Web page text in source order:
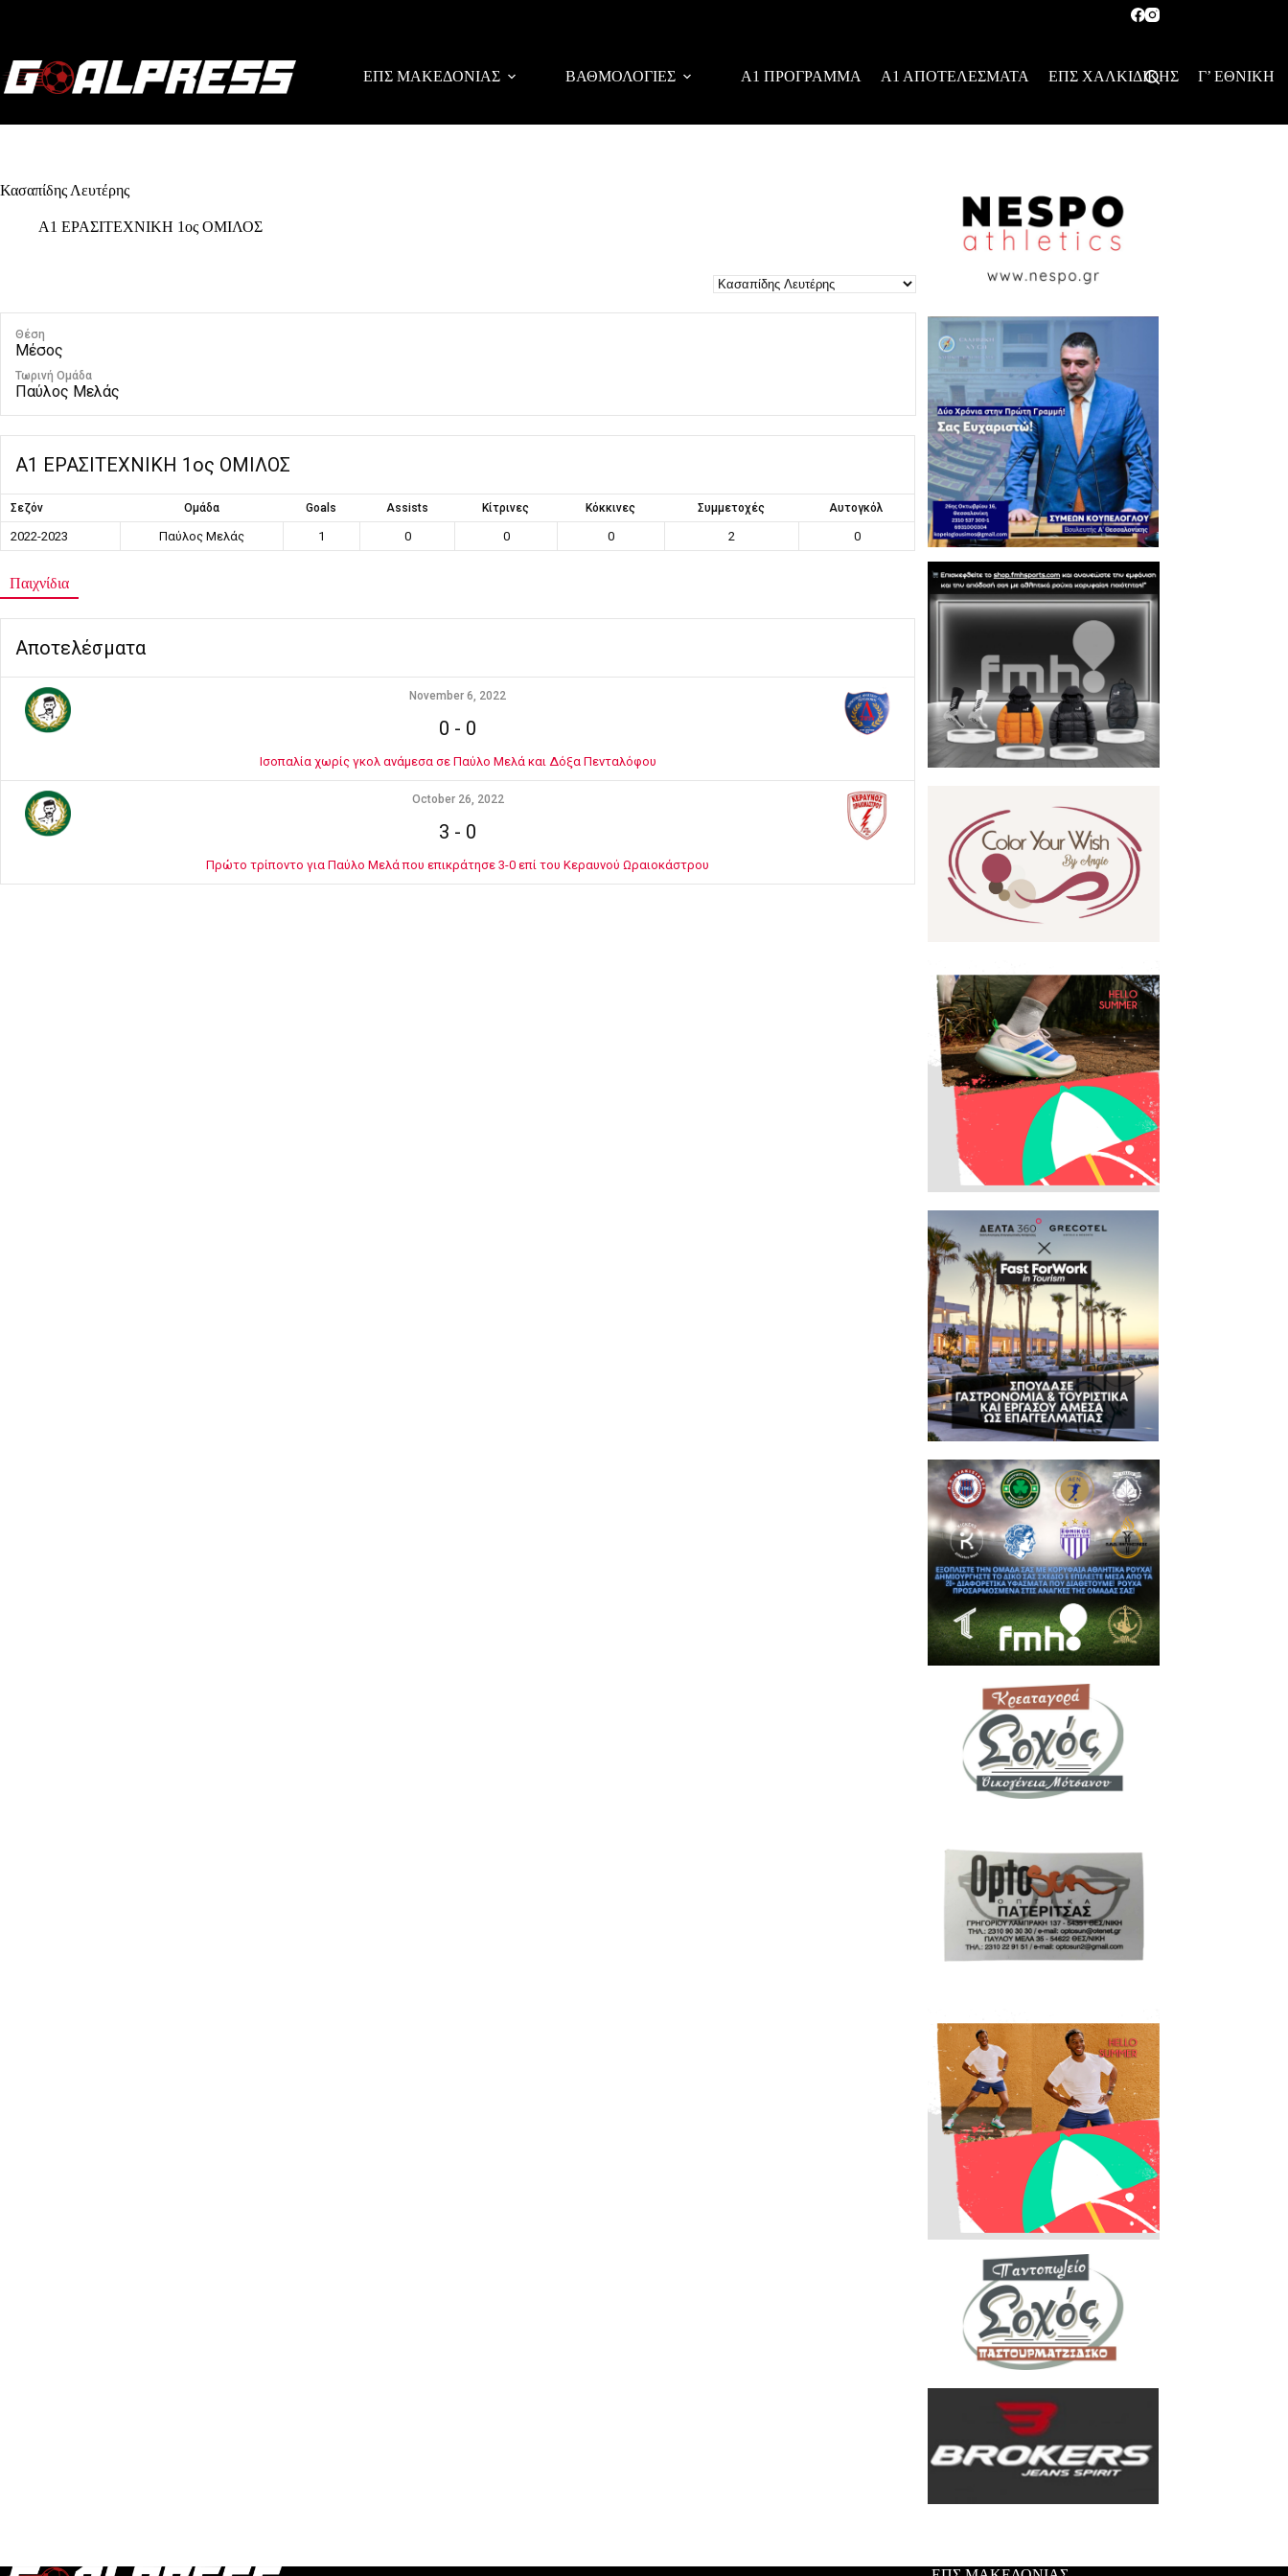
ΕΠΣ ΜΑΚΕΔΟΝΙΑΣ ΒΑΘΜΟΛΟΓΙΕΣ Α1 ΠΡΟΓΡΑΜΜΑ Α1 ΑΠΟΤΕΛΕΣΜΑΤΑ ΕΠΣ ΧΑΛΚΙΔΙΚΗΣ Γ’ ΕΘΝΙΚΗ
Κασαπίδης Λευτέρης
Α1 ΕΡΑΣΙΤΕΧΝΙΚΗ 1ος ΟΜΙΛΟΣ
Θέση
Μέσος
Τωρινή Ομάδα
Παύλος Μελάς
Α1 ΕΡΑΣΙΤΕΧΝΙΚΗ 1ος ΟΜΙΛΟΣ
Σεζόν Ομάδα Goals Assists Κίτρινες Κόκκινες Συμμετοχές Αυτογκόλ
2022-2023 Παύλος Μελάς 1 0 0 0 2 0
Παιχνίδια
Αποτελέσματα
November 6, 2022
0 - 0
Ισοπαλία χωρίς γκολ ανάμεσα σε Παύλο Μελά και Δόξα Πενταλόφου
October 26, 2022
3 - 0
Πρώτο τρίποντο για Παύλο Μελά που επικράτησε 3-0 επί του Κεραυνού Ωραιοκάστρου